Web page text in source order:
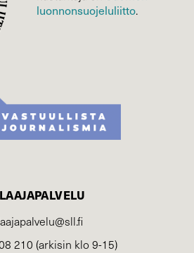
luonnonsuojelu­liitto.
210 (arkisin klo 9-15)